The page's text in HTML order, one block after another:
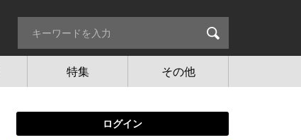
特集 その他
ログイン